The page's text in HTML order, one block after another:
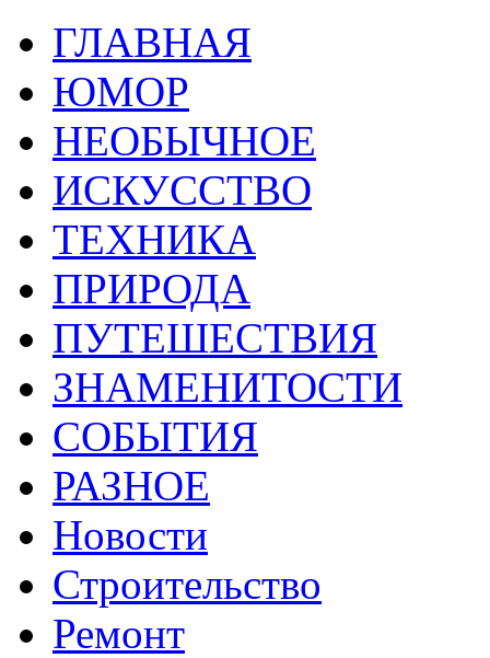
ГЛАВНАЯ
ЮМОР
НЕОБЫЧНОЕ
ИСКУССТВО
ТЕХНИКА
ПРИРОДА
ПУТЕШЕСТВИЯ
ЗНАМЕНИТОСТИ
СОБЫТИЯ
РАЗНОЕ
Новости
Строительство
Ремонт